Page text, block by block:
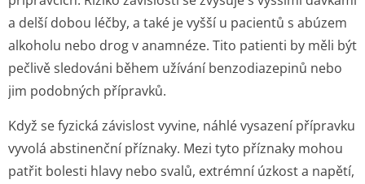
a delší dobou léčby, a také je vyšší u pacientů s abúzem
alkoholu nebo drog v anamnéze. Tito patienti by měli být
pečlivě sledováni během užívání benzodiazepinů nebo
jim podobných přípravků.
Když se fyzická závislost vyvine, náhlé vysazení přípravku
vyvolá abstinenční příznaky. Mezi tyto příznaky mohou
patřit bolesti hlavy nebo svalů, extrémní úzkost a napětí,